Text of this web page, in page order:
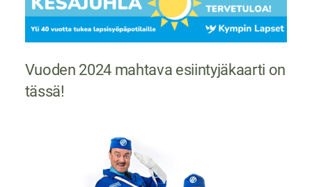
Vuoden 2024 mahtava esiintyjäkaarti on
tässä!